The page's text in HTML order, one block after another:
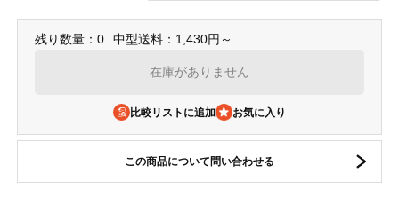
残り数量：0 中型送料：1,430円～
在庫がありません
比較リストに追加
この商品について問い合わせる